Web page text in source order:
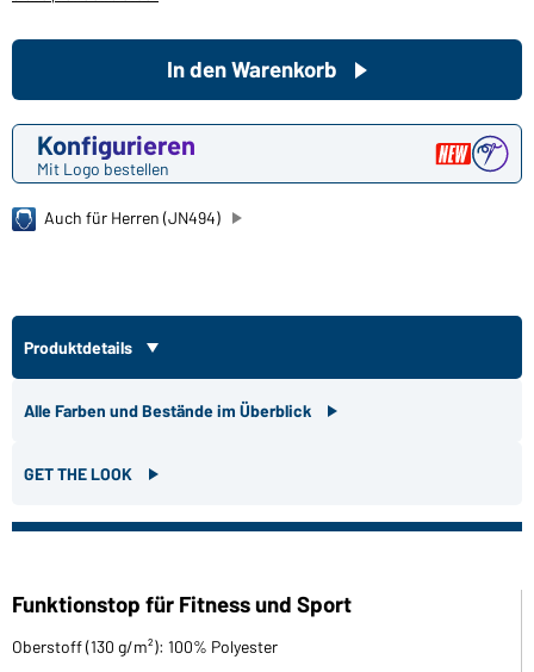
Konfigurieren
Mit Logo bestellen
In den Warenkorb
Auch für Herren (JN494)
Produktdetails
Alle Farben und Bestände im Überblick
GET THE LOOK
Funktionstop für Fitness und Sport
Oberstoff (130 g/m²): 100% Polyester